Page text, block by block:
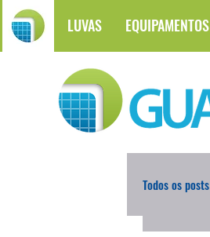
LUVAS EQUIPAMENTOS
Todos os posts